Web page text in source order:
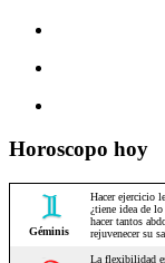
Horoscopo hoy